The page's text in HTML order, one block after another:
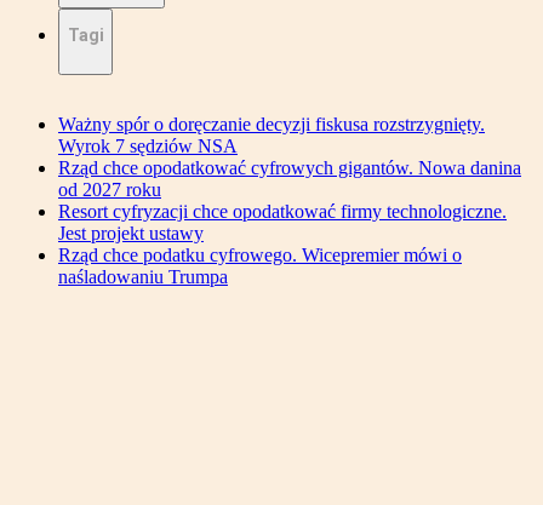
Tagi
Ważny spór o doręczanie decyzji fiskusa rozstrzygnięty.
Wyrok 7 sędziów NSA
Rząd chce opodatkować cyfrowych gigantów. Nowa danina
od 2027 roku
Resort cyfryzacji chce opodatkować firmy technologiczne.
Jest projekt ustawy
Rząd chce podatku cyfrowego. Wicepremier mówi o
naśladowaniu Trumpa